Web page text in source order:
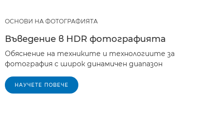
ОСНОВИ НА ФОТОГРАФИЯТА
Въведение в HDR фотографията
Обяснение на техниките и технологиите за
фотография с широк динамичен диапазон
НАУЧЕТЕ ПОВЕЧЕ